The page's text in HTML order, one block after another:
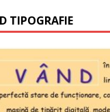
TIPOGRAFIE